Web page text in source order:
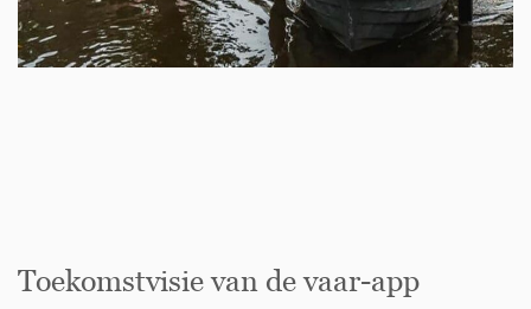
Toekomstvisie van de vaar-app